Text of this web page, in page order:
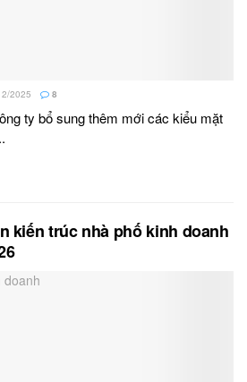
2025 8
ty bổ sung thêm mới các kiểu mặt
kiến trúc nhà phố kinh doanh